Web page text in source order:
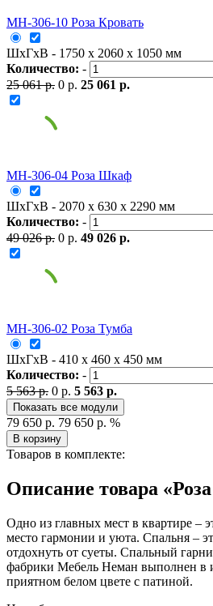
МН-306-10 Роза Кровать
ШxГxВ - 1750 x 2060 x 1050 мм
Количество: -
25 061 р. 0 р. 25 061 р.
МН-306-04 Роза Шкаф
ШxГxВ - 2070 x 630 x 2290 мм
Количество: -
49 026 р. 0 р. 49 026 р.
МН-306-02 Роза Тумба
ШxГxВ - 410 x 460 x 450 мм
Количество: -
5 563 р. 0 р. 5 563 р.
Показать все модули
79 650 р. 79 650 р. %
В корзину
Товаров в комплекте:
Описание товара
Одно из главных мест в квартире –
место гармонии и уюта. Спальня –
отдохнуть от суеты. Спальный
фабрики Мебель Неман выполнен в
приятном белом цвете с патиной.